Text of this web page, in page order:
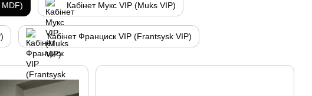
Кабінет Мукс VIP (Muks VIP)
Кабінет Франциск VIP (Frantsysk VIP)